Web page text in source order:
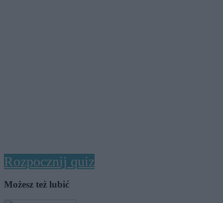
Rozpocznij quiz
Możesz też lubić